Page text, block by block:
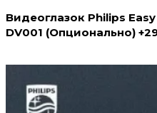
Видеоглазок Philips
DV001 (Опционально)